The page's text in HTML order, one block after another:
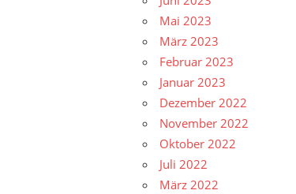
Mai 2023
März 2023
Februar 2023
Januar 2023
Dezember 2022
November 2022
Oktober 2022
Juli 2022
März 2022